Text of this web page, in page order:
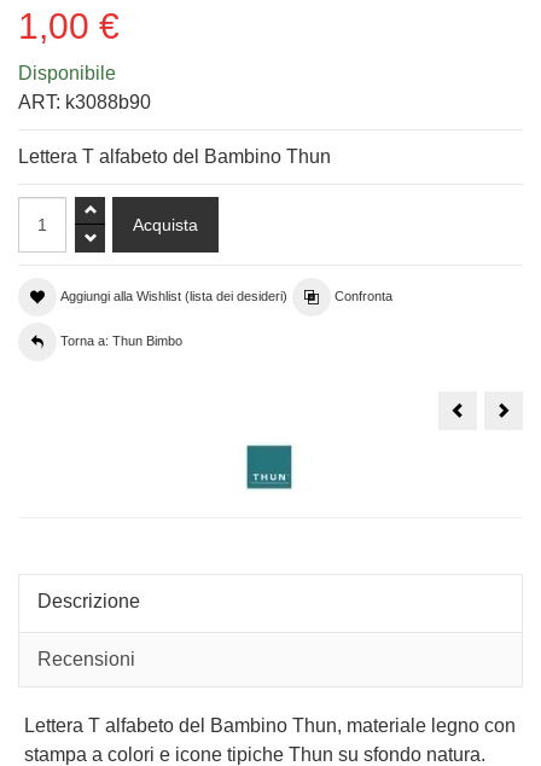
1,00 €
Disponibile
ART: k3088b90
Lettera T alfabeto del Bambino Thun
Aggiungi alla Wishlist (lista dei desideri) Confronta
Torna a: Thun Bimbo
Lettera
Descrizione
Recensioni
Lettera T alfabeto del Bambino Thun, materiale legno con
stampa a colori e icone tipiche Thun su sfondo natura.